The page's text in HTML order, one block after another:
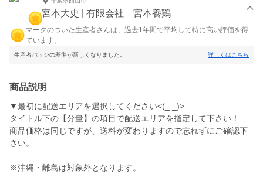
宮本大史 | 有限会社 宮本養鶏
マークのついた生産者さんは、過去1年間で平均して特に高い評価を得
ています。
生産者バッジの基準が新しくなりました。 詳しくはこちら
商品説明
▼最初に配送エリアを選択してください<(_ _)>
タイトル下の【分量】の項目で配送エリアを指定して下さい！
商品価格は同じですが、送料が変わりますので忘れずにご確認下
さい。
※沖縄・離島は対象外となります。